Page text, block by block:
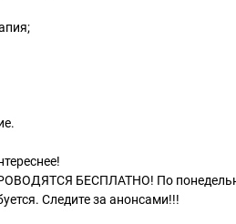
БЕСПЛАТНО! По
Следите за анонсами!!!